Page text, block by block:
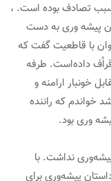
تصادف بوده است. ،
وری به دست
با قاطعیت گفت که
داده‌است. طرفه
ارامنه و
که راننده
وری بود.
نداشت. با
پیشه‌وری برای